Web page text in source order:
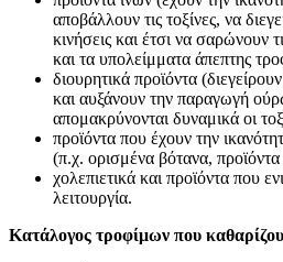
αποβάλλουν τις τοξίνες, να
κινήσεις και έτσι να σαρώνουν
και τα υπολείμματα άπεπτης
διουρητικά προϊόντα
και αυξάνουν την παραγωγή
απομακρύνονται δυναμικά οι
προϊόντα που έχουν την
(π.χ. ορισμένα βότανα,
χολεπιετικά και προϊόντα που
λειτουργία.
Κατάλογος τροφίμων που